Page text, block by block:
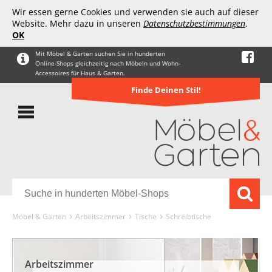
Wir essen gerne Cookies und verwenden sie auch auf dieser
Website. Mehr dazu in unseren Datenschutzbestimmungen.
OK
Mit Möbel & Garten suchen Sie in hunderten
Online-Shops gleichzeitig nach Möbeln und Wohn-
Accessoires für Haus & Garten.
Finde Deinen Stil!
Möbel & Garten Arbeitszimmer Tische Schreibtische
Arbeitszimmer